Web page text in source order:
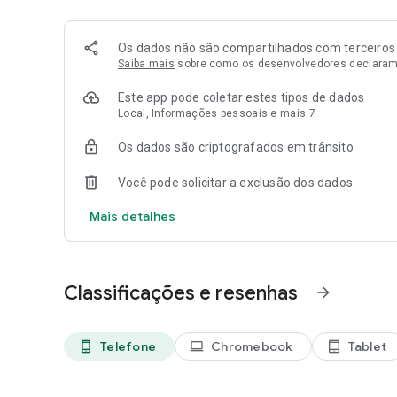
BENEFÍCIOS DA COMUNICAÇÃO EM INGLÊS
- Amplie a colaboração global: elimine barreiras
- Potencial de carreira: destaque-se com uma
- Expanda sua rede: crie conexões valiosas e aproveite
- Além da pronúncia: aprimore gramática, vocabulário e
no trabalho.
COM A CONFIANÇA DE ESTUDANTES DE INGLÊS E
- Top 100 Influencers no relatório State of EdTech do
Os dados não são compartilhados com terceiros
Saiba mais sobre como os desenvolvedores
Este app pode coletar estes tipos de dados
Local, Informações pessoais e mais 7
Os dados são criptografados em trânsito
Você pode solicitar a exclusão dos dados
Mais detalhes
Classificações e resenhas arrow_forward
phone_android Telefone laptop Chromebook tablet_android Tablet